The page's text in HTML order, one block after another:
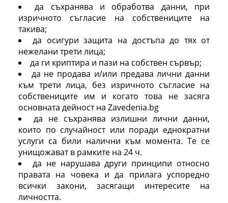
да съхранява и обработва данни, при
изричното съгласие на собствениците на
такива;
да осигури защита на достъпа до тях от
нежелани трети лица;
да ги криптира и пази на собствен сървър;
да не продава и/или предава лични данни
към трети лица, без изричното съгласие на
собствениците им и когато това не засяга
основната дейност на Zavedenia.bg
да не съхранява излишни лични данни,
които по случайност или поради еднократни
услуги са били налични към момента. Те се
унищожават в рамките на 24 ч.
да не нарушава други принципи относно
правата на човека и да прилага успоредно
всички закони, засягащи интересите на
личността.